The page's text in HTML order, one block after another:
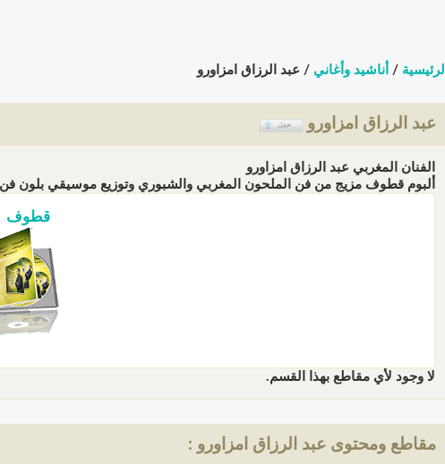
الرئيسية / أناشيد وأغاني / عبد الرزاق امزاورو
عبد الرزاق امزاورو
الفنان المغربي عبد الرزاق امزاورو
ألبوم قطوف مزيج من فن الملحون المغربي والشبوري وتوزيع موسيقي بلون فن الراي
قطوف
لا وجود لأي مقاطع بهذا القسم.
مقاطع ومحتوى عبد الرزاق امزاورو :